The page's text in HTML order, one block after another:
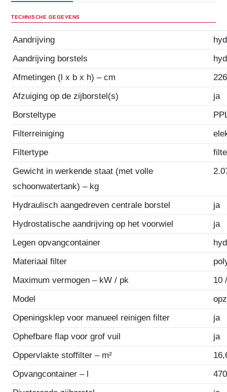
TECHNISCHE GEGEVENS
Aandrijving
Aandrijving borstels
Afmetingen (l x b x h) – cm
Afzuiging op de zijborstel(s)
ja
Borsteltype
Filterreiniging
Filtertype
Gewicht in werkende staat (met volle
schoonwatertank) – kg
Hydraulisch aangedreven centrale borstel
ja
Hydrostatische aandrijving op het voorwiel
ja
Legen opvangcontainer
Materiaal filter
Maximum vermogen – kW / pk
10
Model
Openingsklep voor manueel reinigen filter
ja
Ophefbare flap voor grof vuil
ja
Oppervlakte stoffilter – m²
Opvangcontainer – l
470